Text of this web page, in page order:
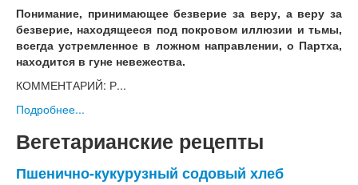
Понимание, принимающее безверие за веру, а веру за
безверие, находящееся под покровом иллюзии и тьмы,
всегда устремленное в ложном направлении, о Партха,
находится в гуне невежества.
КОММЕНТАРИЙ: Р...
Подробнее...
Вегетарианские рецепты
Пшенично-кукурузный содовый хлеб